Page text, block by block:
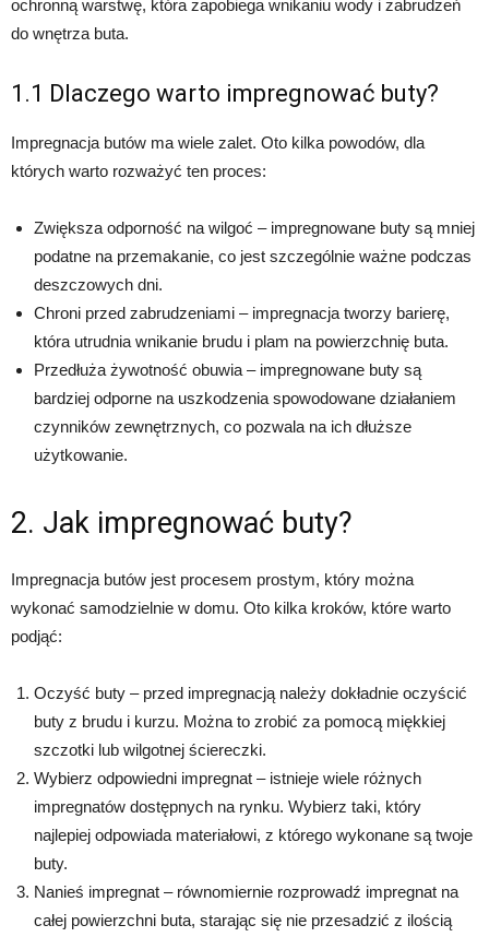
ochronną warstwę, która zapobiega wnikaniu wody i zabrudzeń
do wnętrza buta.
1.1 Dlaczego warto impregnować buty?
Impregnacja butów ma wiele zalet. Oto kilka powodów, dla
których warto rozważyć ten proces:
Zwiększa odporność na wilgoć – impregnowane buty są mniej
podatne na przemakanie, co jest szczególnie ważne podczas
deszczowych dni.
Chroni przed zabrudzeniami – impregnacja tworzy barierę,
która utrudnia wnikanie brudu i plam na powierzchnię buta.
Przedłuża żywotność obuwia – impregnowane buty są
bardziej odporne na uszkodzenia spowodowane działaniem
czynników zewnętrznych, co pozwala na ich dłuższe
użytkowanie.
2. Jak impregnować buty?
Impregnacja butów jest procesem prostym, który można
wykonać samodzielnie w domu. Oto kilka kroków, które warto
podjąć:
Oczyść buty – przed impregnacją należy dokładnie oczyścić
buty z brudu i kurzu. Można to zrobić za pomocą miękkiej
szczotki lub wilgotnej ściereczki.
Wybierz odpowiedni impregnat – istnieje wiele różnych
impregnatów dostępnych na rynku. Wybierz taki, który
najlepiej odpowiada materiałowi, z którego wykonane są twoje
buty.
Nanieś impregnat – równomiernie rozprowadź impregnat na
całej powierzchni buta, starając się nie przesadzić z ilością